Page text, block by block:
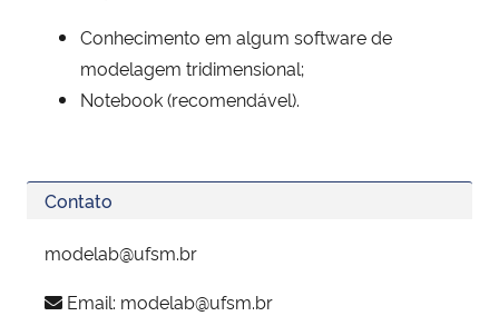
Conhecimento em algum software de
modelagem tridimensional;
Notebook (recomendável).
Contato
modelab@ufsm.br
Email: modelab@ufsm.br